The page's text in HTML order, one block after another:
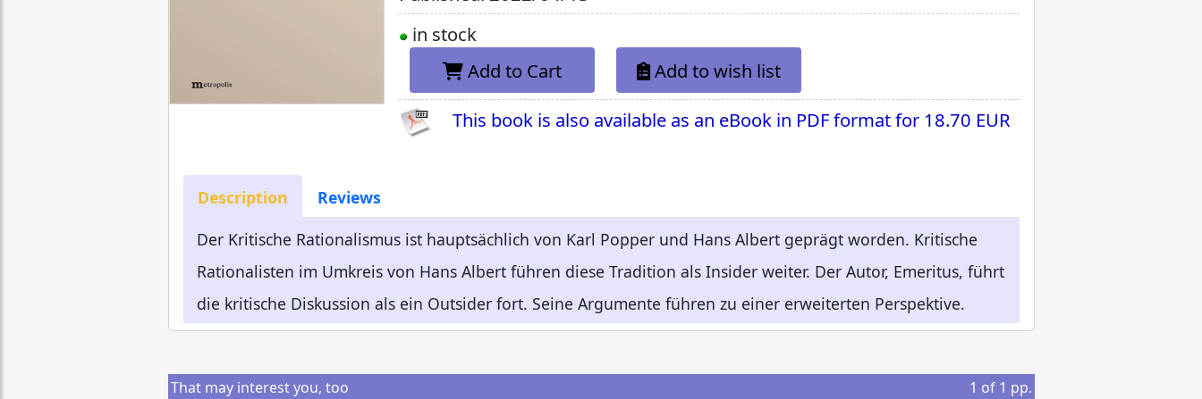
in stock
Add to Cart
Add to wish list
This book is also available as an eBook in PDF format for 18.70 EUR
Description
Reviews
Der Kritische Rationalismus ist hauptsächlich von Karl Popper und Hans Albert geprägt worden. Kritische
Rationalisten im Umkreis von Hans Albert führen diese Tradition als Insider weiter. Der Autor, Emeritus, führt
die kritische Diskussion als ein Outsider fort. Seine Argumente führen zu einer erweiterten Perspektive.
That may interest you, too 1 of 1 pp.